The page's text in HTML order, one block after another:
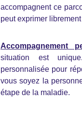
accompagnent ce
peut exprimer
Accompagnement
situation est
personnalisée pour
vous soyez la
étape de la maladie.